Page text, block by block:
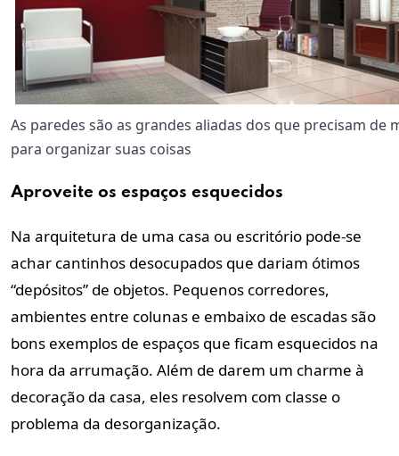
As paredes são as grandes aliadas dos que precisam de
para organizar suas coisas
Aproveite os espaços esquecidos
Na arquitetura de uma casa ou escritório pode-se
achar cantinhos desocupados que dariam ótimos
“depósitos” de objetos. Pequenos corredores,
ambientes entre colunas e embaixo de escadas são
bons exemplos de espaços que ficam esquecidos na
hora da arrumação. Além de darem um charme à
decoração da casa, eles resolvem com classe o
problema da desorganização.